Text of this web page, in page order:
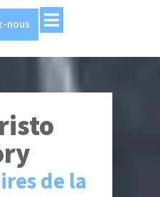
nous
de la